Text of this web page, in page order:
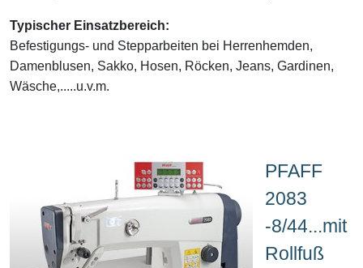
Typischer Einsatzbereich:
Befestigungs- und Stepparbeiten bei Herrenhemden,
Damenblusen, Sakko, Hosen, Röcken, Jeans, Gardinen,
Wäsche,.....u.v.m.
PFAFF
2083
-8/44...mit
Rollfuß